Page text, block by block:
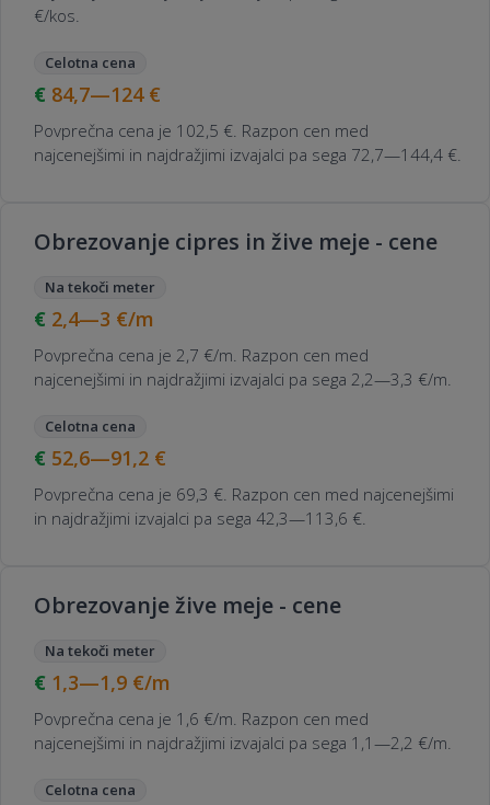
€/kos.
Celotna cena
84,7—124 €
Povprečna cena je 102,5 €. Razpon cen med
najcenejšimi in najdražjimi izvajalci pa sega 72,7—144,4 €.
Obrezovanje cipres in žive meje - cene
Na tekoči meter
2,4—3 €/m
Povprečna cena je 2,7 €/m. Razpon cen med
najcenejšimi in najdražjimi izvajalci pa sega 2,2—3,3 €/m.
Celotna cena
52,6—91,2 €
Povprečna cena je 69,3 €. Razpon cen med najcenejšimi
in najdražjimi izvajalci pa sega 42,3—113,6 €.
Obrezovanje žive meje - cene
Na tekoči meter
1,3—1,9 €/m
Povprečna cena je 1,6 €/m. Razpon cen med
najcenejšimi in najdražjimi izvajalci pa sega 1,1—2,2 €/m.
Celotna cena